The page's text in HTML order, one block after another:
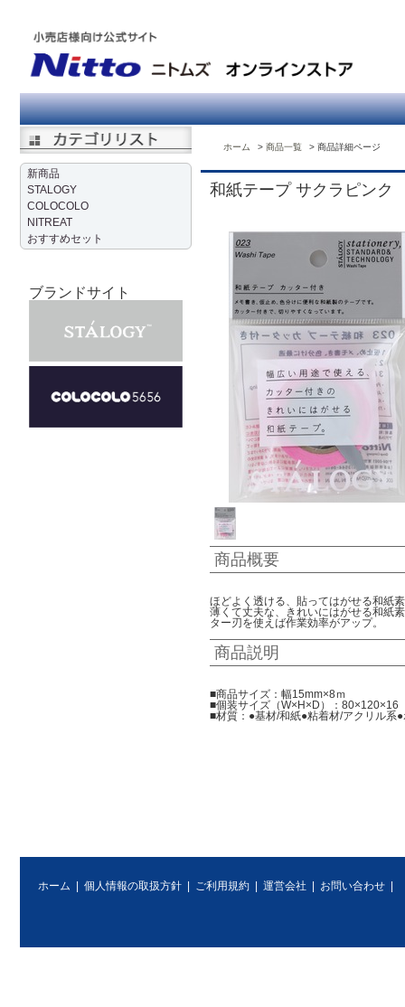
新商品
STALOGY
COLOCOLO
NITREAT
おすすめセット
ブランドサイト
ホーム 商品一覧 商品詳細ページ
和紙テープ サクラピンク
商品概要
ほどよく透ける、貼ってはがせる和紙
薄くて丈夫な、きれいにはがせる和紙
ター刃を使えば作業効率がアップ。
商品説明
■商品サイズ：幅15mm×8ｍ
■個装サイズ（W×H×D）：80×120×16
■材質：●基材/和紙●粘着材/アクリル系
ホーム 個人情報の取扱方針 ご利用規約 運営会社 お問い合わせ